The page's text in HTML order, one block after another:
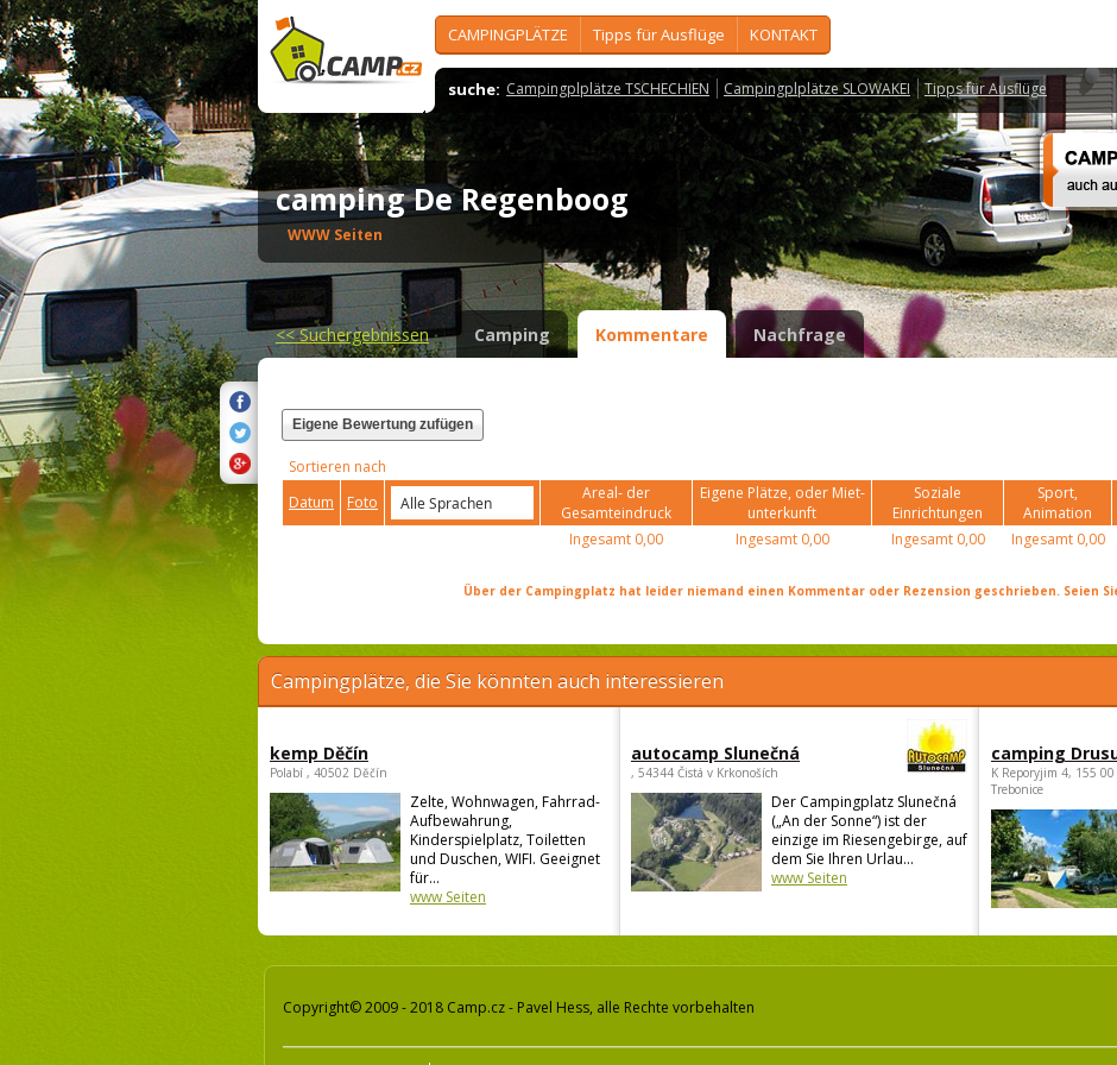
CAMPINGPLÄTZE Tipps für Ausflüge KONTAKT
suche: Campingplplätze TSCHECHIEN Campingplplätze SLOWAKEI Tipps für Ausflüge
camping De Regenboog
WWW Seiten
<<Suchergebnissen Camping Kommentare Nachfrage
Eigene Bewertung zufügen
Sortieren nach
Datum
Foto
Areal- der
Gesamteindruck
Eigene Plätze, oder Miet-
unterkunft
Soziale
Einrichtungen
Sport,
Animation
Ingesamt 0,00 Ingesamt0,00 Ingesamt0,00 Ingesamt0,00
Über der Campingplatz hat leider niemand einen Kommentar oder Rezension geschrieben. Seien
Campingplätze, die Sie könnten auch interessieren
kemp Děčín
Polabí , 40502 Děčín
Zelte, Wohnwagen, Fahrrad-
Aufbewahrung,
Kinderspielplatz, Toiletten
und Duschen, WIFI. Geeignet
für...
www Seiten
autocamp Slunečná
, 54344 Čistá v Krkonoších
Der Campingplatz Slunečná
(„An der Sonne“) ist der
einzige im Riesengebirge, auf
dem Sie Ihren Urlau...
www Seiten
camping
K Reporyjim 4, 155
Trebonice
Copyright© 2009 - 2018 Camp.cz - Pavel Hess, alle Rechte vorbehalten